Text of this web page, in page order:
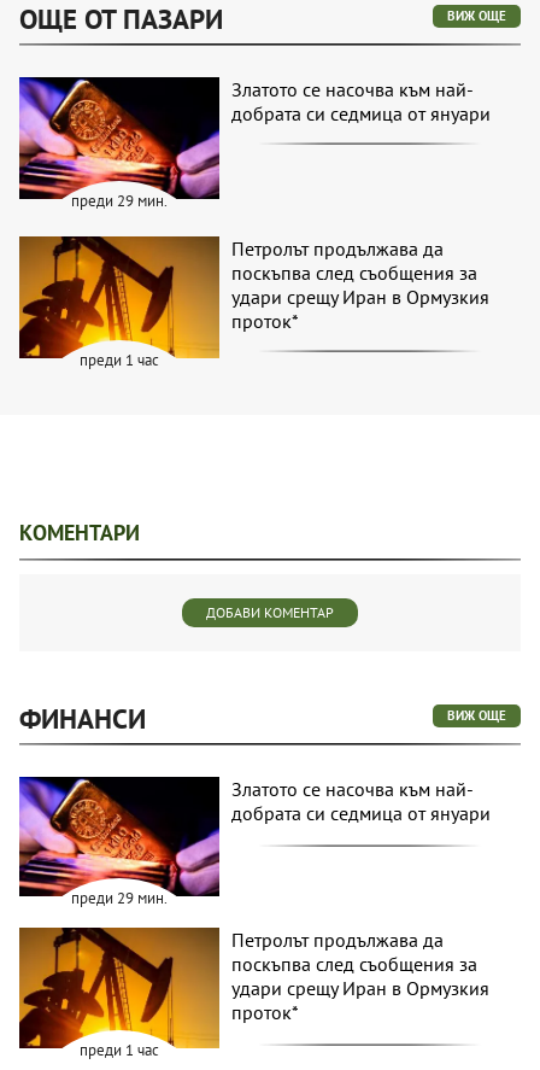
ОЩЕ ОТ ПАЗАРИ ВИЖ ОЩЕ
преди 29 мин.
Златото се насочва към най-
добрата си седмица от януари
преди 1 час
Петролът продължава да
поскъпва след съобщения за
удари срещу Иран в Ормузкия
проток*
КОМЕНТАРИ
ДОБАВИ КОМЕНТАР
ФИНАНСИ ВИЖ ОЩЕ
преди 29 мин.
Златото се насочва към най-
добрата си седмица от януари
преди 1 час
Петролът продължава да
поскъпва след съобщения за
удари срещу Иран в Ормузкия
проток*